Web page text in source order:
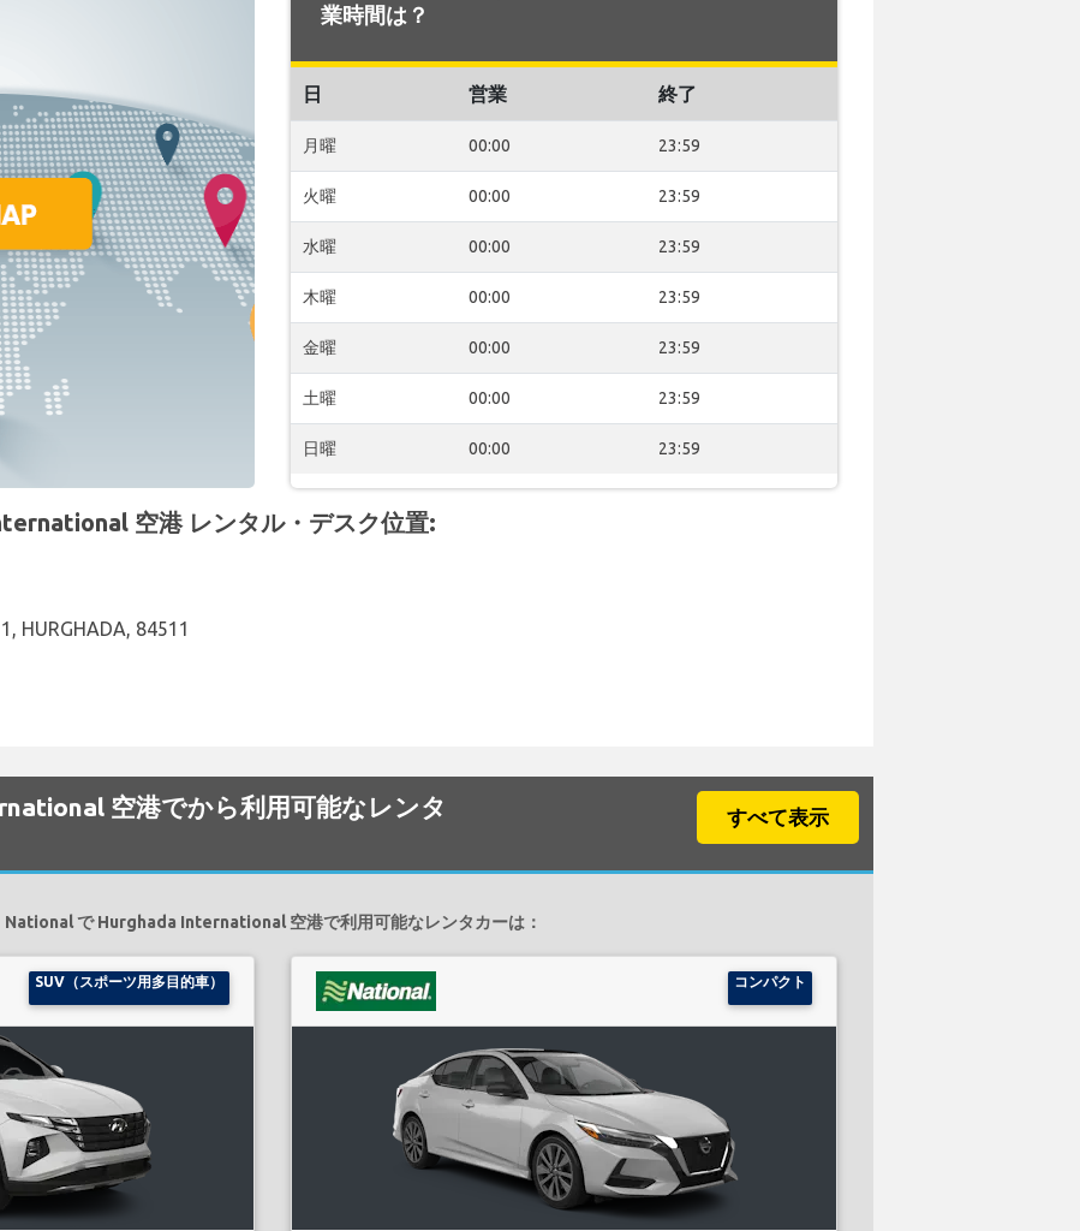
業時間は？
日 営業 終了
月曜 00:00 23:59
火曜 00:00 23:59
水曜 00:00 23:59
木曜 00:00 23:59
金曜 00:00 23:59
土曜 00:00 23:59
日曜 00:00 23:59
空港 レンタル・デスク位置:
HURGHADA, 84511
空港でから利用可能なレンタ
すべて表示
National で Hurghada International 空港で利用可能なレンタカーは：
SUV（スポーツ用多目的車） コンパクト